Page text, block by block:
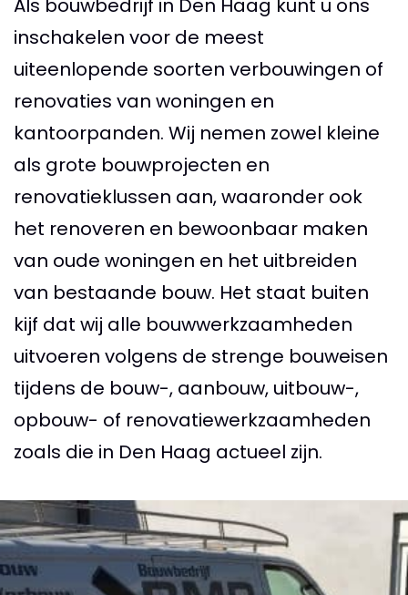
Als bouwbedrijf in Den Haag kunt u ons
inschakelen voor de meest
uiteenlopende soorten verbouwingen of
renovaties van woningen en
kantoorpanden. Wij nemen zowel kleine
als grote bouwprojecten en
renovatieklussen aan, waaronder ook
het renoveren en bewoonbaar maken
van oude woningen en het uitbreiden
van bestaande bouw. Het staat buiten
kijf dat wij alle bouwwerkzaamheden
uitvoeren volgens de strenge bouweisen
tijdens de bouw-, aanbouw, uitbouw-,
opbouw- of renovatiewerkzaamheden
zoals die in Den Haag actueel zijn.